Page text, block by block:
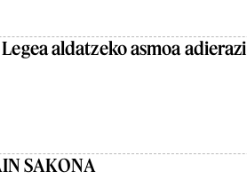
aldatzeko asmoa adierazi
SAKONA